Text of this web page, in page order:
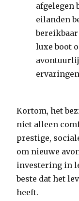
afgelegen
eilanden
luxe boot
Kortom, het
niet alleen
prestige,
om nieuwe
investering in
beste dat het
heeft.